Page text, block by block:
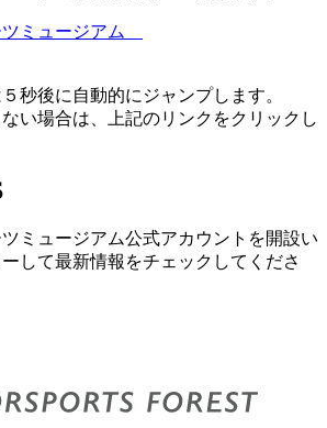
ツミュージアム
秒後に自動的にジャンプします。
い場合は、上記のリンクをクリックし
ミュージアム公式アカウントを開設い
して最新情報をチェックしてくださ